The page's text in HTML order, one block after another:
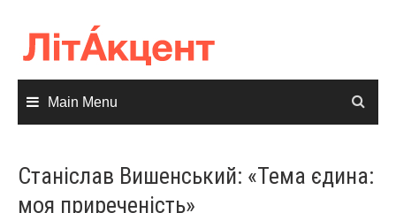
content
Main Menu
Станіслав Вишенський: «Тема єдина:
моя приреченість»